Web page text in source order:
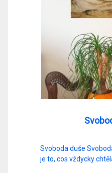
Svoboda duše
je to, cos vždycky